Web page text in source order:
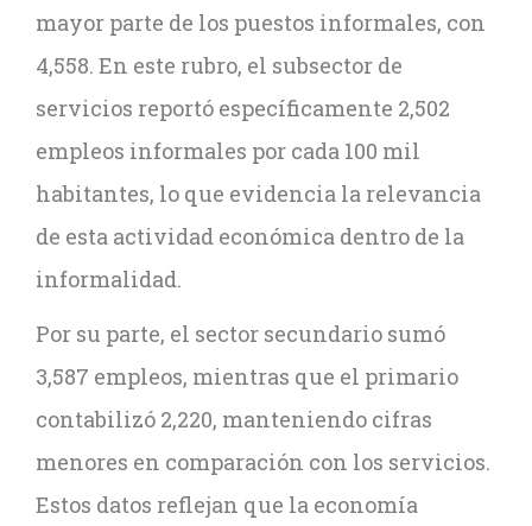
mayor parte de los puestos informales, con
4,558. En este rubro, el subsector de
servicios reportó específicamente 2,502
empleos informales por cada 100 mil
habitantes, lo que evidencia la relevancia
de esta actividad económica dentro de la
informalidad.
Por su parte, el sector secundario sumó
3,587 empleos, mientras que el primario
contabilizó 2,220, manteniendo cifras
menores en comparación con los servicios.
Estos datos reflejan que la economía